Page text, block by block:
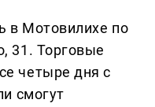
в Мотовилихе по
31. Торговые
четыре дня с
смогут